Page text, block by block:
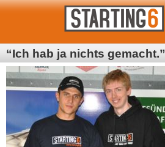
“Ich hab ja nichts gemacht.”